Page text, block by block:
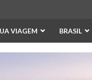
VIAGEM BRASIL